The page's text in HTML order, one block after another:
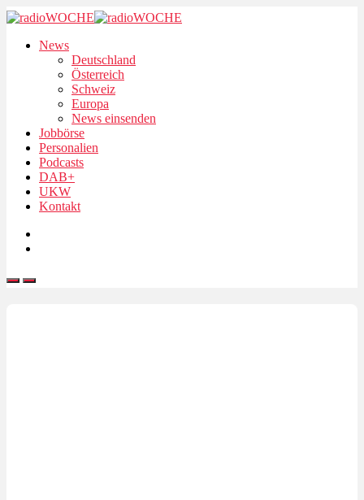
News
Deutschland
Österreich
Schweiz
Europa
News einsenden
Jobbörse
Personalien
Podcasts
DAB+
UKW
Kontakt